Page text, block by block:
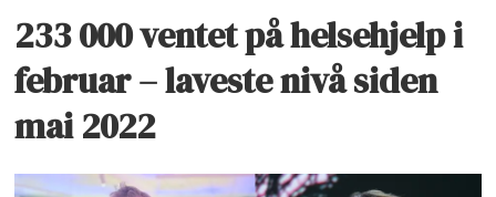
233 000 ventet på helsehjelp i
februar – laveste nivå siden
mai 2022